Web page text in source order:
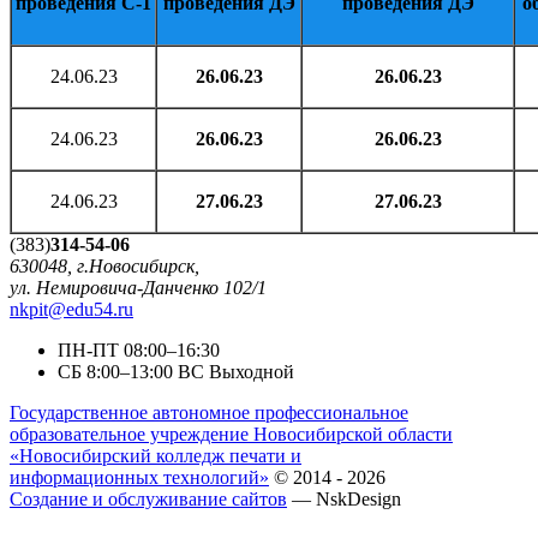
24.06.23 26.06.23 26.06.23
24.06.23 26.06.23 26.06.23
24.06.23 27.06.23 27.06.23
(383)314-54-06
630048, г.Новосибирск,
ул. Немировича-Данченко 102/1
nkpit@edu54.ru
ПН-ПТ 08:00–16:30
CБ 8:00–13:00 ВС Выходной
Государственное автономное профессиональное
образовательное учреждение Новосибирской области
«Новосибирский колледж печати и
информационных технологий» © 2014 - 2026
Создание и обслуживание сайтов — NskDesign